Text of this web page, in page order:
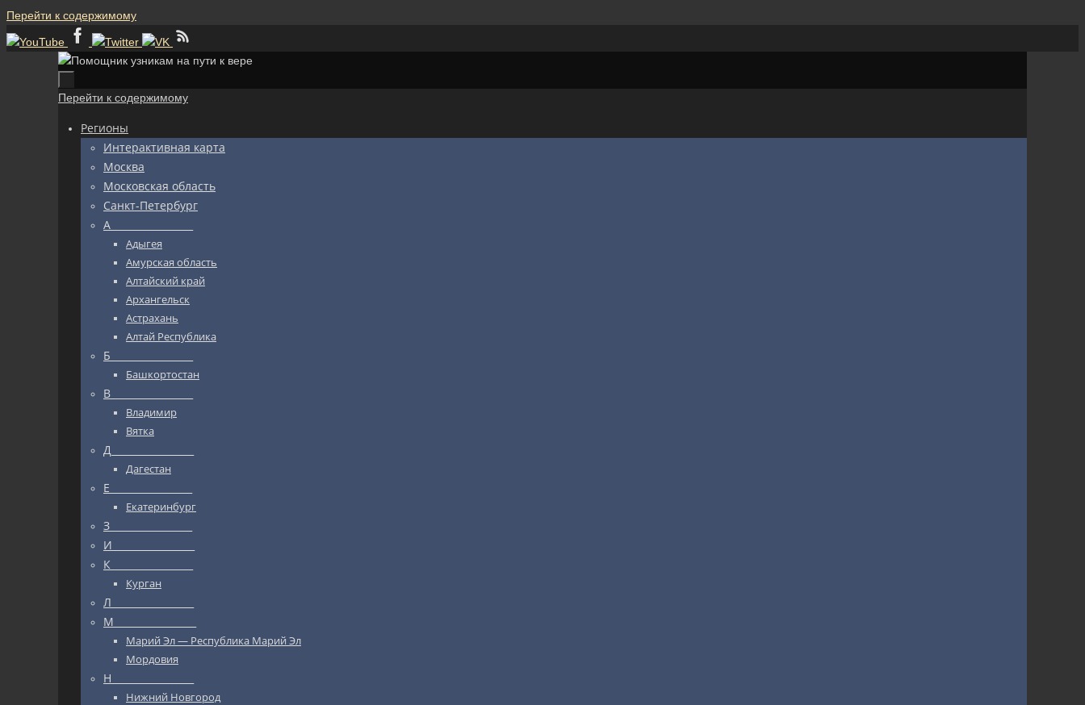
Перейти к содержимому
Перейти к содержимому
Регионы
Интерактивная карта
Москва
Московская область
Санкт-Петербург
А_________________
Адыгея
Амурская область
Алтайский край
Архангельск
Астрахань
Алтай Республика
Б_________________
Башкортостан
В_________________
Владимир
Вятка
Д_________________
Дагестан
Е_________________
Екатеринбург
З_________________
И_________________
К_________________
Курган
Л_________________
М_________________
Марий Эл — Республика Марий Эл
Мордовия
Н_________________
Нижний Новгород